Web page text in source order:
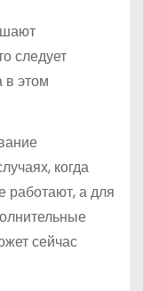
следует
в этом
когда
работают, а для
сейчас